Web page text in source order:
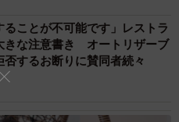
まえると、今より安い金額
生の保護者が多いことがう
費用について「わからな
でした。
ることが不可能です」レストラ
きな注意書き オートリザーブ
するお断りに賛同者続々